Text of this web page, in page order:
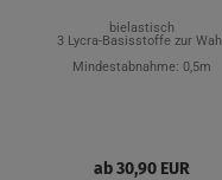
bielastisch
3 Lycra-Basisstoffe zur Wahl
Mindestabnahme: 0,5m
ab 30,90 EUR